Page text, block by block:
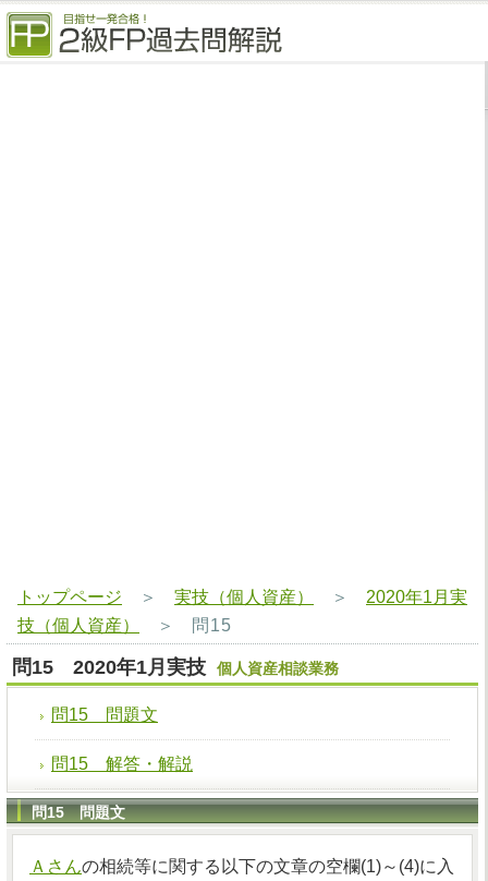
トップページ ＞ 実技（個人資産） ＞ 2020年1月実
技（個人資産）
＞ 問15
問15 2020年1月実技 個人資産相談業務
問15 問題文
問15 解答・解説
問15 問題文
Ａさんの相続等に関する以下の文章の空欄(1)～(4)に入